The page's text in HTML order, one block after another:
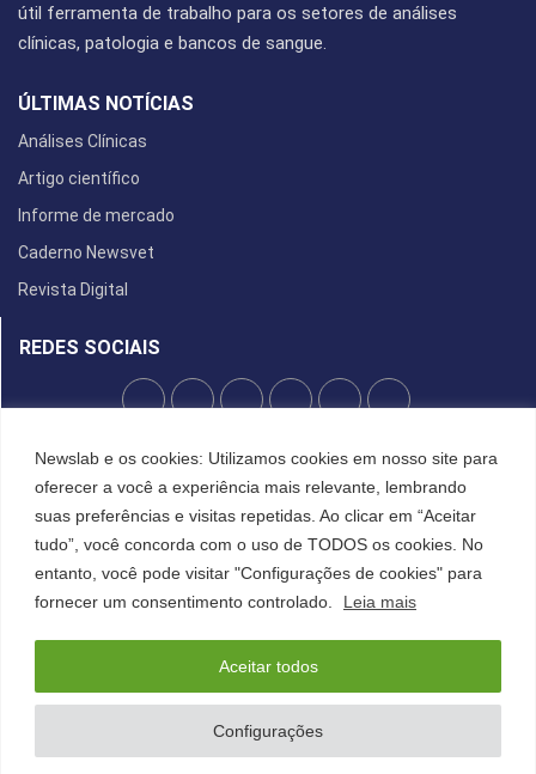
Newslab e os cookies: Utilizamos cookies em nosso site para
oferecer a você a experiência mais relevante, lembrando
suas preferências e visitas repetidas. Ao clicar em “Aceitar
tudo”, você concorda com o uso de TODOS os cookies. No
entanto, você pode visitar "Configurações de cookies" para
fornecer um consentimento controlado.
Leia mais
Configurações
Aceitar todos
útil ferramenta de trabalho para os setores de análises
clínicas, patologia e bancos de sangue.
ÚLTIMAS NOTÍCIAS
Análises Clínicas
Artigo científico
Informe de mercado
Caderno Newsvet
Revista Digital
REDES SOCIAIS
POLÍTICA DE PRIVACIDADE
Cookies
©2022 All Right Reserved. Designed and Developed by FCDesign